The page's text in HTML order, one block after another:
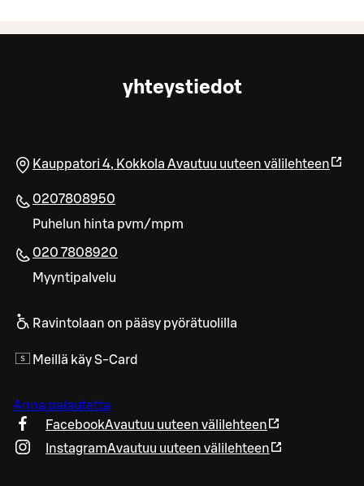
yhteystiedot
Kauppatori 4, Kokkola Avautuu uuteen välilehteen
0207808950
Puhelun hinta pvm/mpm
020 7808920
Myyntipalvelu
Ravintolaan on pääsy pyörätuolilla
Meillä käy S-Card
Anna palautetta
FacebookAvautuu uuteen välilehteen
InstagramAvautuu uuteen välilehteen